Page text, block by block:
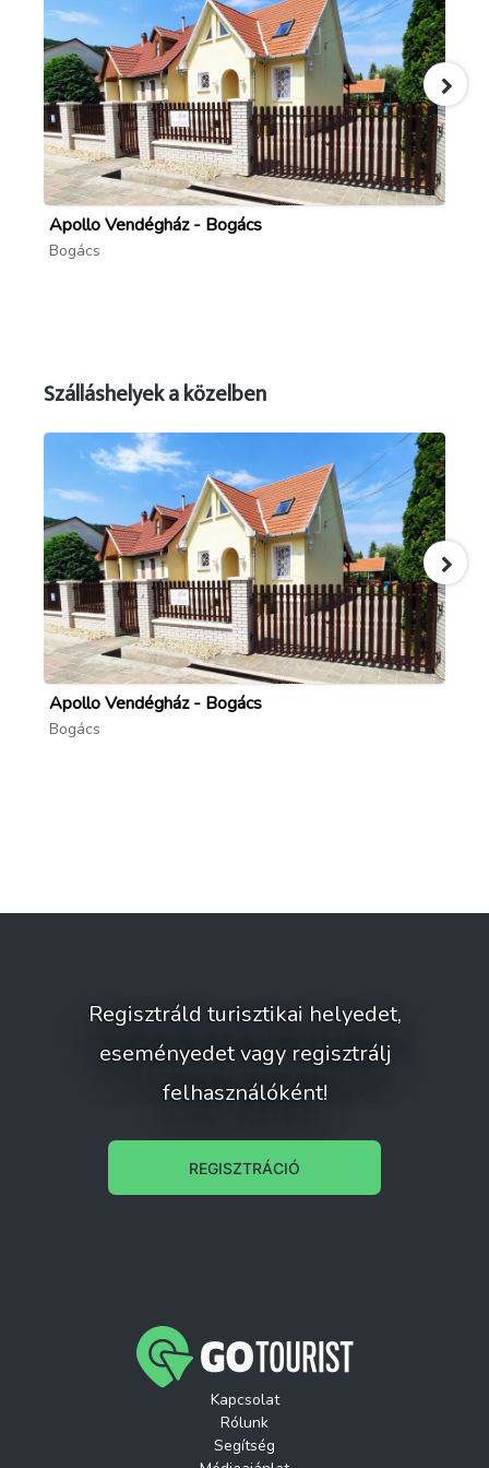
Apollo Vendégház - Bogács
Bogács
Szálláshelyek a közelben
Apollo Vendégház - Bogács
Bogács
Regisztráld turisztikai helyedet,
eseményedet vagy regisztrálj
felhasználóként!
REGISZTRÁCIÓ
Kapcsolat
Rólunk
Segítség